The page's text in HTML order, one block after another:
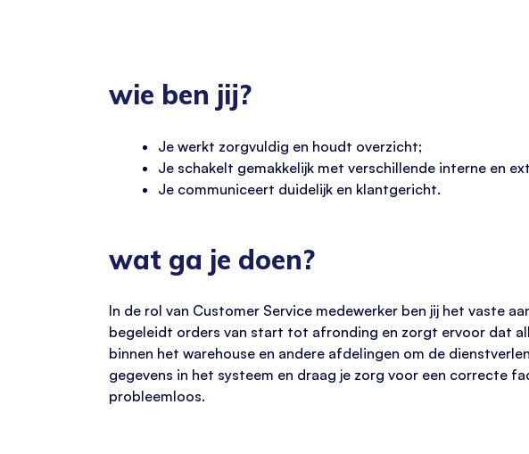
wie ben jij?
Je werkt zorgvuldig en houdt overzicht;
Je schakelt gemakkelijk met verschillende interne en
Je communiceert duidelijk en klantgericht.
wat ga je doen?
In de rol van Customer Service medewerker ben jij het vaste
begeleidt orders van start tot afronding en zorgt ervoor dat
binnen het warehouse en andere afdelingen om de
gegevens in het systeem en draag je zorg voor een correcte
probleemloos.